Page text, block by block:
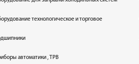
технологическое и торговое
автоматики , ТРВ